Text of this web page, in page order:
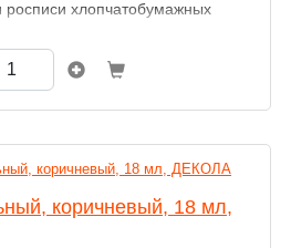
хлопчатобумажных
коричневый, 18 мл,